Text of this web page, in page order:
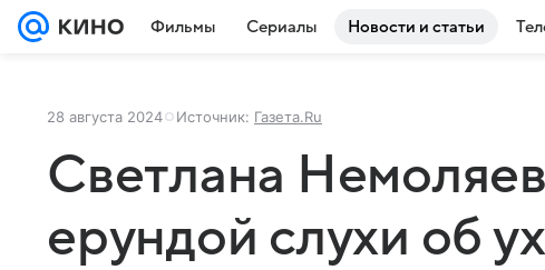
Фильмы Сериалы Новости и статьи
28 августа 2024 Источник: Газета.Ru
Светлана
ерундой слухи об